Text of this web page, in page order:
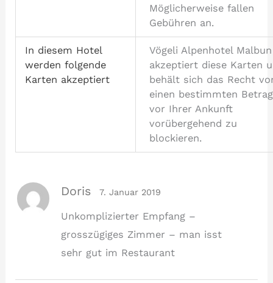
Möglicherweise fallen
Gebühren an.
In diesem Hotel
werden folgende
Karten akzeptiert
Vögeli Alpenhotel Malbun
akzeptiert diese Karten
behält sich das Recht
einen bestimmten Betrag
vor Ihrer Ankunft
vorübergehend zu
blockieren.
Doris 7. Januar 2019
Unkomplizierter Empfang –
grosszügiges Zimmer – man isst
sehr gut im Restaurant